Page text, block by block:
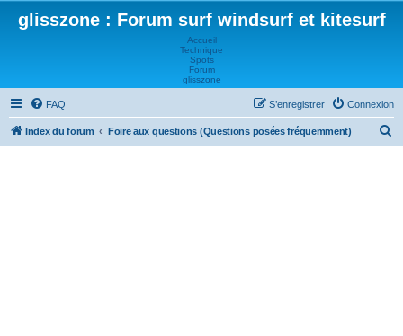
glisszone : Forum surf windsurf et kitesurf
Accueil
Technique
Spots
Forum
glisszone
FAQ Connexion
S’enregistrer
Index du forum Foire aux questions (Questions posées fréquemment)